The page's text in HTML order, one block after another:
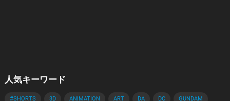
人気キーワード
#SHORTS 3D ANIMATION ART DA DC GUNDAM